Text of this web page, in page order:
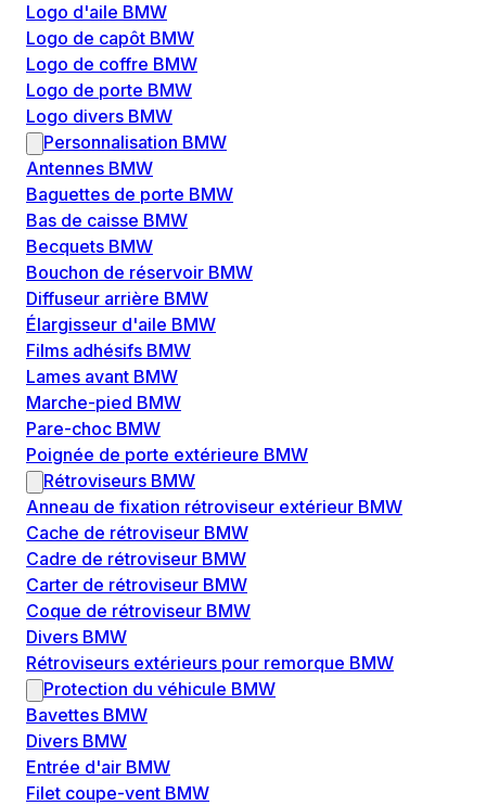
Logo d'aile BMW
Logo de capôt BMW
Logo de coffre BMW
Logo de porte BMW
Logo divers BMW
Personnalisation BMW
Antennes BMW
Baguettes de porte BMW
Bas de caisse BMW
Becquets BMW
Bouchon de réservoir BMW
Diffuseur arrière BMW
Élargisseur d'aile BMW
Films adhésifs BMW
Lames avant BMW
Marche-pied BMW
Pare-choc BMW
Poignée de porte extérieure BMW
Rétroviseurs BMW
Anneau de fixation rétroviseur extérieur BMW
Cache de rétroviseur BMW
Cadre de rétroviseur BMW
Carter de rétroviseur BMW
Coque de rétroviseur BMW
Divers BMW
Rétroviseurs extérieurs pour remorque BMW
Protection du véhicule BMW
Bavettes BMW
Divers BMW
Entrée d'air BMW
Filet coupe-vent BMW